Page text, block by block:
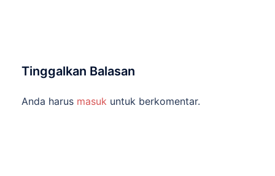
Tinggalkan Balasan
Anda harus masuk untuk berkomentar.